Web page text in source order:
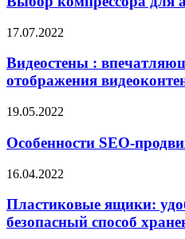
17.07.2022
Видеостены :
отображения
19.05.2022
Особенности SEO-
16.04.2022
Пластиковые ящики:
безопасный способ